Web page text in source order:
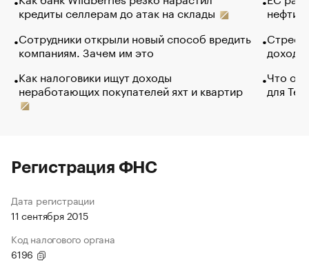
кредиты селлерам до атак на склады
Сотрудники открыли новый способ вредить
компаниям. Зачем им это
Как налоговики ищут доходы
неработающих покупателей яхт и квартир
нефти
Что
для
Регистрация ФНС
Дата регистрации
11 сентября 2015
Код налогового органа
6196